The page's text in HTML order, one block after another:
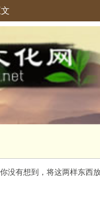
没有想到，将这两样东西